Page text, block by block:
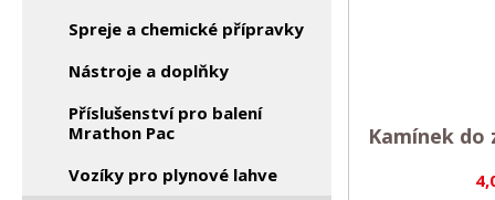
Spreje a chemické přípravky
Nástroje a doplňky
Příslušenství pro balení
Mrathon Pac
Vozíky pro plynové lahve
Kamínek do